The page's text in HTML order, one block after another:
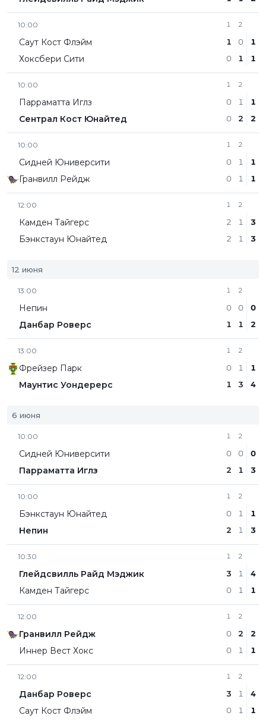
10:00
Саут Кост Флэйм
Хоксбери Сити
1
1
0
2
0
1
1
1
10:00
Парраматта Иглз
Сентрал Кост Юнайтед
1
0
0
2
1
2
1
2
10:00
Сидней Юниверсити
Гранвилл Рейдж
1
0
0
2
1
1
1
1
12:00
Камден Тайгерс
Бэнкстаун Юнайтед
1
2
2
2
1
1
3
3
12 июня
13:00
Непин
Данбар Роверс
1
0
1
2
0
1
0
2
13:00
Фрейзер Парк
Маунтис Уондерерс
1
0
1
2
1
3
1
4
6 июня
10:00
Сидней Юниверсити
Парраматта Иглз
1
0
2
2
0
1
0
3
10:00
Бэнкстаун Юнайтед
Непин
1
0
2
2
1
1
1
3
10:30
Глейдсвилль Райд Мэджик
Камден Тайгерс
1
3
0
2
1
1
4
1
12:00
Гранвилл Рейдж
Иннер Вест Хокс
1
0
0
2
2
1
2
1
12:00
Данбар Роверс
Саут Кост Флэйм
1
3
0
2
1
1
4
1